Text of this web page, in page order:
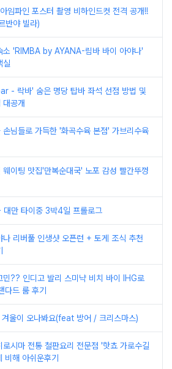
임파인 포스터 촬영 비하인드컷 전격 공개!!
반야 빌라)
소 'RIMBA by AYANA-림바 바이 아야나'
실
- 락바' 숨은 명당 탑바 좌석 선점 방법 및
대공개
손님들로 가득한 '화곡수육 본점' 가브리수육
웨이팅 맛집'만복순대국' 노포 감성 빨간뚜껑
대만 타이중 3박4일 프롤로그
나 리버풀 인생샷 오픈런 + 토게 조식 추천
민?? 인디고 발리 스미냑 비치 바이 IHG로
다드 룸 후기
겨울이 오나봐요(feat 방어 / 크리스마스)
로시마 전통 철판요리 전문점 '핫쵸 가로수길
비해 아쉬운후기